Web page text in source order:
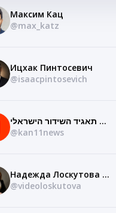
Максим Кац
@max_katz
Ицхак Пинтосевич
@isaacpintosevich
כאן | חדשות — תאגיד השידור הישראלי
@kan11news
Надежда Лоскутова BFMrelax
@videoloskutova